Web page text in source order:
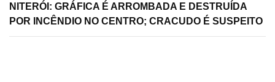
NITERÓI: GRÁFICA É ARROMBADA E DESTRUÍDA
POR INCÊNDIO NO CENTRO; CRACUDO É SUSPEITO